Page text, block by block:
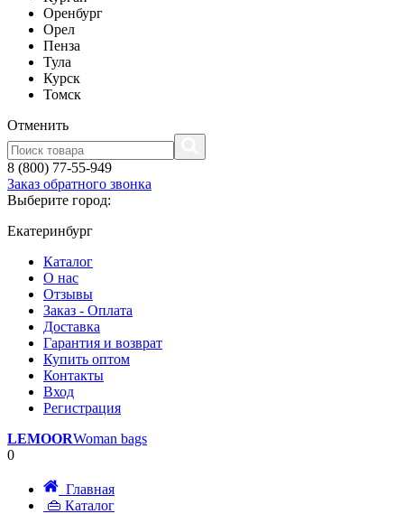
Оренбург
Орел
Пенза
Тула
Курск
Томск
Отменить
8 (800) 77-55-949
Заказ обратного звонка
Выберите город:
Екатеринбург
Каталог
О нас
Отзывы
Заказ - Оплата
Доставка
Гарантия и возврат
Купить оптом
Контакты
Вход
Регистрация
LEMOORWoman bags
0
Главная
👜 Каталог